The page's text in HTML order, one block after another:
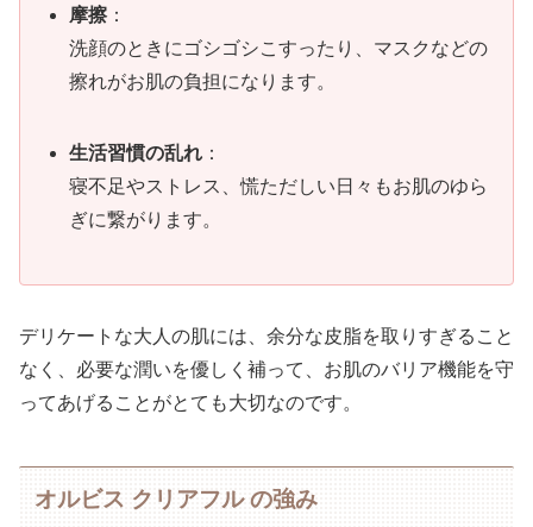
摩擦 ：
洗顔のときにゴシゴシこすったり、マスクなどの
擦れがお肌の負担になります。
生活習慣の乱れ ：
寝不足やストレス、慌ただしい日々もお肌のゆら
ぎに繋がります。
デリケートな大人の肌には、余分な皮脂を取りすぎること
なく、必要な潤いを優しく補って、お肌のバリア機能を守
ってあげることがとても大切なのです。
オルビス クリアフル の強み